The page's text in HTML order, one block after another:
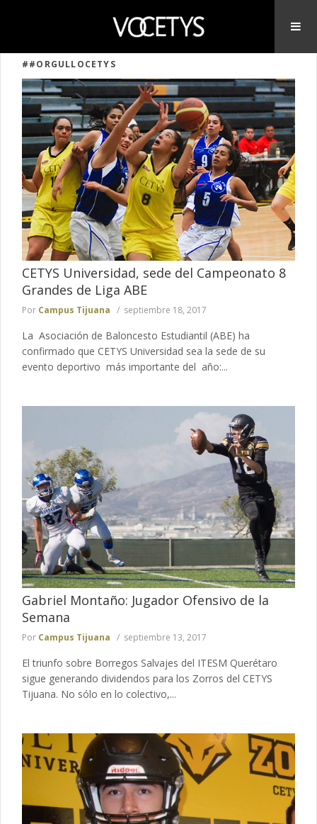
##ORGULLOCETYS
CETYS Universidad, sede del Campeonato 8
Grandes de Liga ABE
Por Campus Tijuana septiembre 18, 2017
La Asociación de Baloncesto Estudiantil (ABE) ha
confirmado que CETYS Universidad sea la sede de su
evento deportivo más importante del año:...
Gabriel Montaño: Jugador Ofensivo de la
Semana
Por Campus Tijuana septiembre 13, 2017
El triunfo sobre Borregos Salvajes del ITESM Querétaro
sigue generando dividendos para los Zorros del CETYS
Tijuana. No sólo en lo colectivo,...